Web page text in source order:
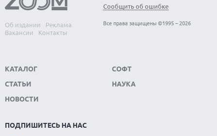
Об издании
Реклама
Вакансии
Контакты
Сообщить об ошибке
Все права защищены ©1995 – 2026
КАТАЛОГ
СТАТЬИ
НОВОСТИ
СОФТ
НАУКА
ПОДПИШИТЕСЬ НА НАС